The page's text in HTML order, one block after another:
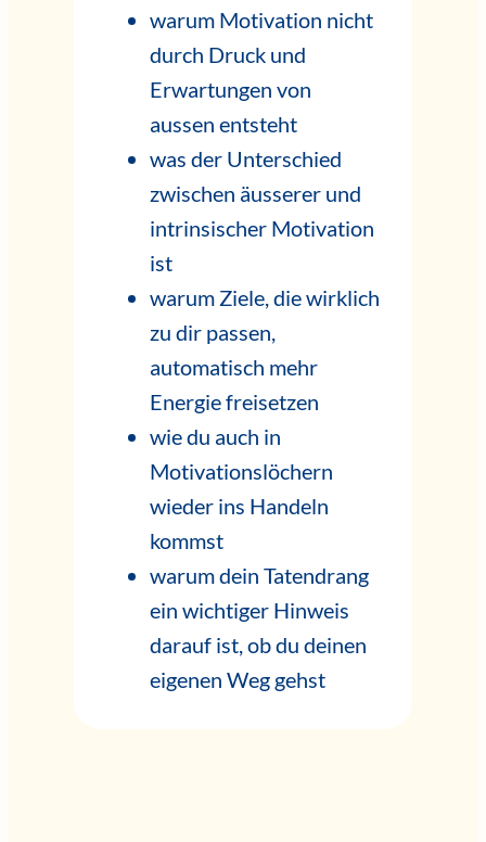
warum Motivation nicht
durch Druck und
Erwartungen von
aussen entsteht
was der Unterschied
zwischen äusserer und
intrinsischer Motivation
ist
warum Ziele, die wirklich
zu dir passen,
automatisch mehr
Energie freisetzen
wie du auch in
Motivationslöchern
wieder ins Handeln
kommst
warum dein Tatendrang
ein wichtiger Hinweis
darauf ist, ob du deinen
eigenen Weg gehst